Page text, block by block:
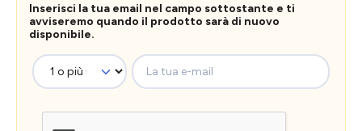
Inserisci la tua email nel campo sottostante e ti
avviseremo quando il prodotto sarà di nuovo
disponibile.
La tua e-mail